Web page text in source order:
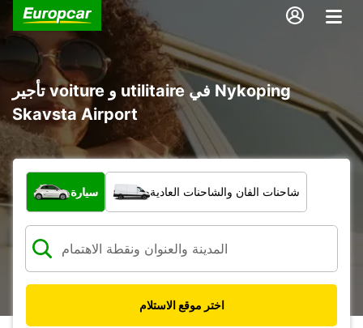
تأجير voiture و utilitaire في Nykoping
Skavsta Airport
ما نوع المركبة؟
سيارة شاحنات الفان والشاحنات العادية
اختر موقع الاستلام